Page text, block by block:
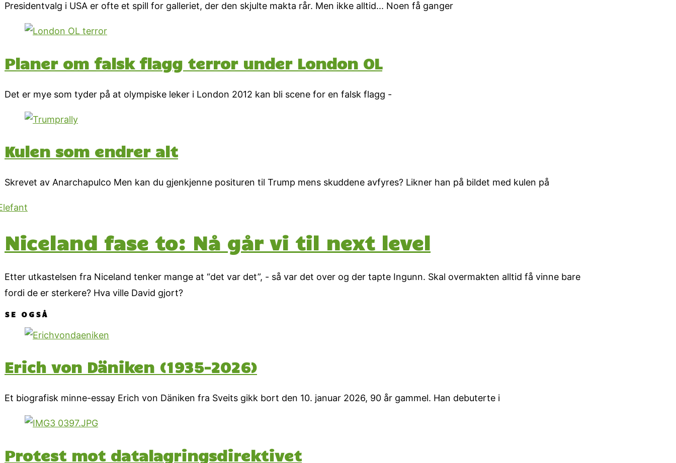
Presidentvalg i USA er ofte et spill for galleriet, der den skjulte makta rår. Men ikke alltid... Noen få ganger
Planer om falsk flagg terror under London OL
Det er mye som tyder på at olympiske leker i London 2012 kan bli scene for en falsk flagg -
Kulen som endrer alt
Skrevet av Anarchapulco Men kan du gjenkjenne posituren til Trump mens skuddene avfyres? Likner han på bildet med kulen på
Niceland fase to: Nå går vi til next level
Etter utkastelsen fra Niceland tenker mange at “det var det”, - så var det over og der tapte Ingunn. Skal overmakten alltid få vinne bare
fordi de er sterkere? Hva ville David gjort?
SE OGSÅ
Erich von Däniken (1935-2026)
Et biografisk minne-essay Erich von Däniken fra Sveits gikk bort den 10. januar 2026, 90 år gammel. Han debuterte i
Protest mot datalagringsdirektivet